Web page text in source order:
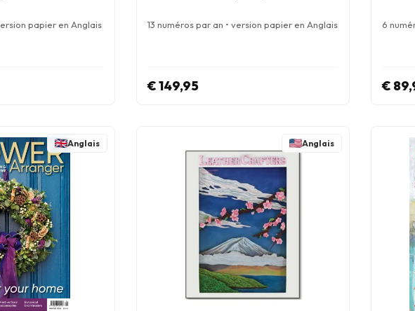
papier en Anglais 13 numéros par an • version papier en Anglais
€ 149,95
6
€
Anglais Anglais